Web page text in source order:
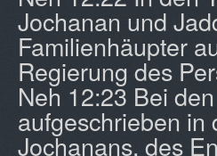
Jochanan und
Familienhäupter
Regierung des
Neh 12:23 Bei
aufgeschrieben in
Jochanans, des